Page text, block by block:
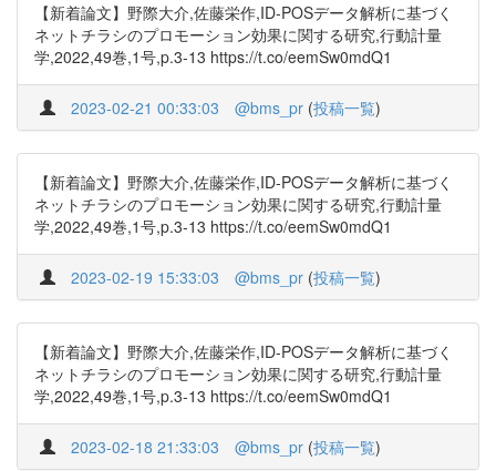
【新着論文】野際大介,佐藤栄作,ID-POSデータ解析に基づく
ネットチラシのプロモーション効果に関する研究,行動計量
学,2022,49巻,1号,p.3-13 https://t.co/eemSw0mdQ1
2023-02-21 00:33:03 @bms_pr (投稿一覧)
【新着論文】野際大介,佐藤栄作,ID-POSデータ解析に基づく
ネットチラシのプロモーション効果に関する研究,行動計量
学,2022,49巻,1号,p.3-13 https://t.co/eemSw0mdQ1
2023-02-19 15:33:03 @bms_pr (投稿一覧)
【新着論文】野際大介,佐藤栄作,ID-POSデータ解析に基づく
ネットチラシのプロモーション効果に関する研究,行動計量
学,2022,49巻,1号,p.3-13 https://t.co/eemSw0mdQ1
2023-02-18 21:33:03 @bms_pr (投稿一覧)